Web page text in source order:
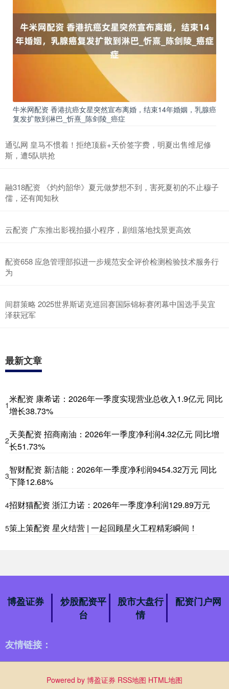
牛米网配资 香港抗癌女星突然宣布离婚，结束14年婚姻，乳腺癌
复发扩散到淋巴_忻熹_陈剑陵_癌症
通弘网 皇马不惯着！拒绝顶薪+天价签字费，明夏出售维尼修
斯，遭5队哄抢
融318配资 《灼灼韶华》夏元做梦想不到，害死夏初的不止穆子
儒，还有闻知秋
云配资 广东推出影视拍摄小程序，剧组落地找景更高效
配资658 应急管理部拟进一步规范安全评价检测检验技术服务行
为
间群策略 2025世界斯诺克巡回赛国际锦标赛闭幕中国选手吴宜
泽获冠军
最新文章
1
米配资 康希诺：2026年一季度实现营业总收入1.9亿元 同比
增长38.73%
2
天美配资 招商南油：2026年一季度净利润4.32亿元 同比增
长51.73%
3
智财配资 新洁能：2026年一季度净利润9454.32万元 同比
下降12.68%
4招财猫配资 浙江力诺：2026年一季度净利润129.89万元
5策上策配资 星火结营 | 一起回顾星火工程精彩瞬间！
博盈证券
炒股配资平
台
股市大盘行
情
配资门户网
友情链接：
Powered by 博盈证券 RSS地图 HTML地图